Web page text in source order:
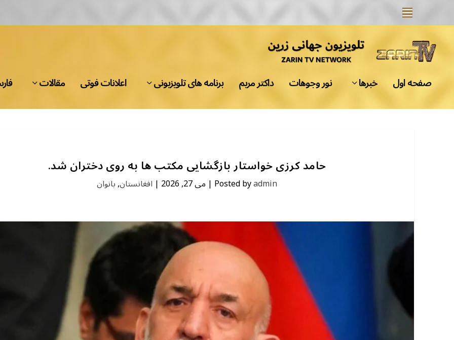
صفحه اول خبرها نور وجوهات داکتر مریم برنامه های تلویزیونی اعلانات فوتی مقالات
حامد کرزی خواستار بازگشایی مکتب ها به روی دختران شد.
Posted byadmin
| می 27, 2026 | افغانستان,بانوان